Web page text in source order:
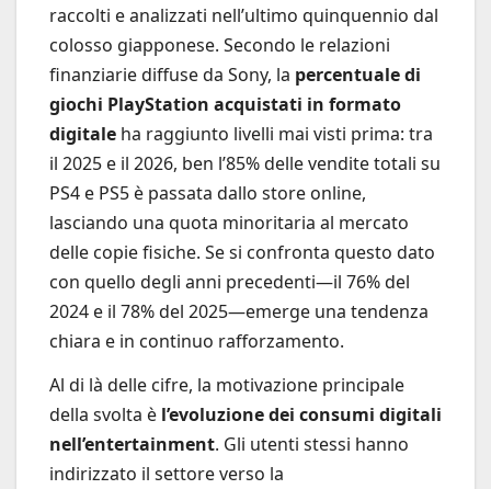
raccolti e analizzati nell’ultimo quinquennio dal
colosso giapponese. Secondo le relazioni
finanziarie diffuse da Sony, la percentuale di
giochi PlayStation acquistati in formato
digitale ha raggiunto livelli mai visti prima: tra
il 2025 e il 2026, ben l’85% delle vendite totali su
PS4 e PS5 è passata dallo store online,
lasciando una quota minoritaria al mercato
delle copie fisiche. Se si confronta questo dato
con quello degli anni precedenti—il 76% del
2024 e il 78% del 2025—emerge una tendenza
chiara e in continuo rafforzamento.
Al di là delle cifre, la motivazione principale
della svolta è l’evoluzione dei consumi digitali
nell’entertainment. Gli utenti stessi hanno
indirizzato il settore verso la